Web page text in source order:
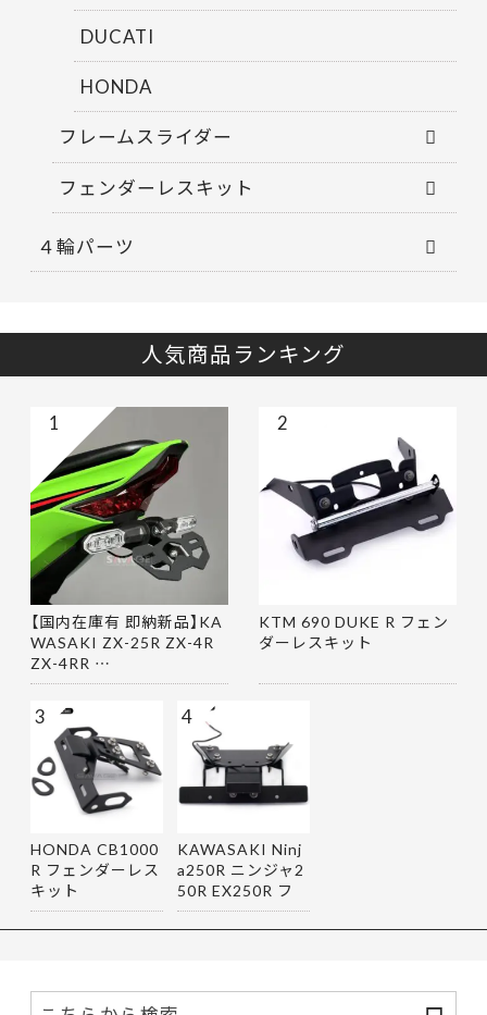
DUCATI
HONDA
フレームスライダー
フェンダーレスキット
４輪パーツ
人気商品ランキング
【国内在庫有 即納新品】KA
WASAKI ZX-25R ZX-4R
ZX-4RR …
1
KTM 690 DUKE R フェン
ダーレスキット
2
HONDA CB1000
R フェンダーレス
キット
3
KAWASAKI Ninj
a250R ニンジャ2
50R EX250R フ
ェンダーレス…
4